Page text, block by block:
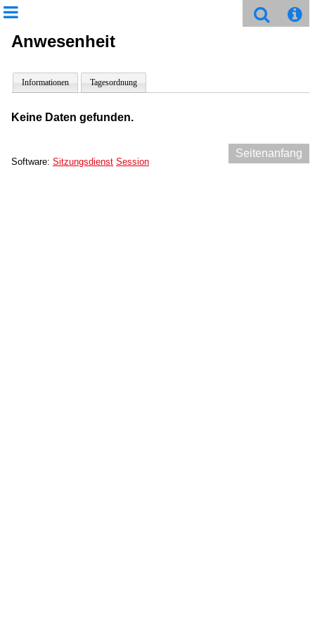
Anwesenheit
Informationen Tagesordnung
Keine Daten gefunden.
Seitenanfang
Software: Sitzungsdienst Session